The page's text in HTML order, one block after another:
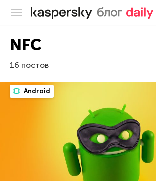
Блог Касперского
NFC
16 постов
Android